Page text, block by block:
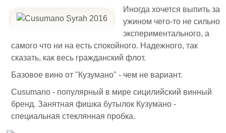
Иногда хочется выпить за
ужином чего-то не сильно
экспериментального, а
самого что ни на есть спокойного. Надежного, так
сказать, как весь гражданский флот.
Базовое вино от "Кузумано" - чем не вариант.
Cusumano - популярный в мире сицилийский винный
бренд. Занятная фишка бутылок Кузумано -
специальная стеклянная пробка.